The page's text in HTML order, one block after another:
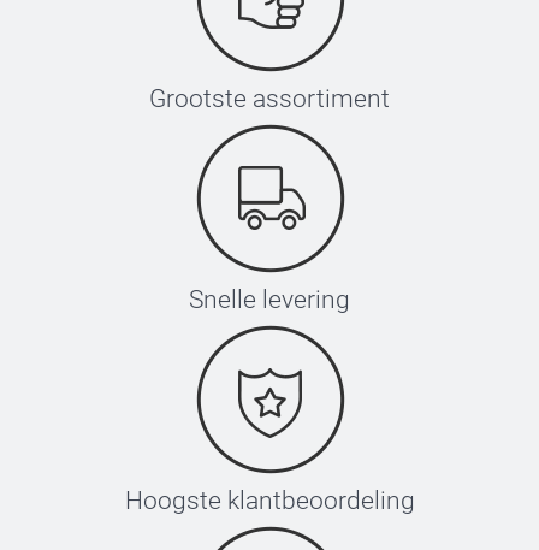
Grootste assortiment
Snelle levering
Hoogste klantbeoordeling